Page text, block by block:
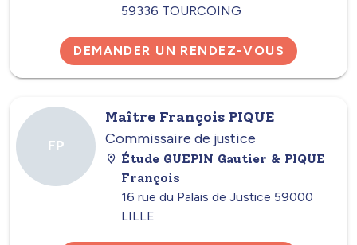
59336 TOURCOING
DEMANDER UN RENDEZ-VOUS
FP
Maître François PIQUE
Commissaire de justice
Étude GUEPIN Gautier & PIQUE
François
16 rue du Palais de Justice 59000
LILLE